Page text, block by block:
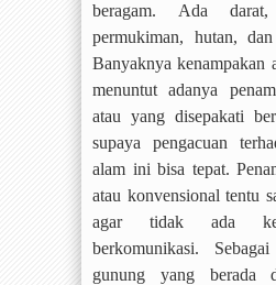
beragam. Ada
permukiman, hutan,
Banyaknya kenampakan
menuntut adanya
atau yang disepakati
supaya pengacuan
alam ini bisa tepat.
atau konvensional tentu
agar tidak ada
berkomunikasi.
gunung yang berada